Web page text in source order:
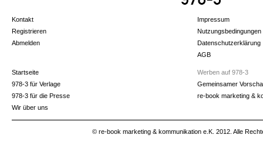
Kontakt
Registrieren
Abmelden
Impressum
Nutzungsbedingungen
Datenschutzerklärung
AGB
Startseite
978-3 für Verlage
978-3 für die Presse
Wir über uns
Werben auf 978-3
Gemeinsamer
re-book marketing &
© re-book marketing & kommunikation e.K. 2012. Alle